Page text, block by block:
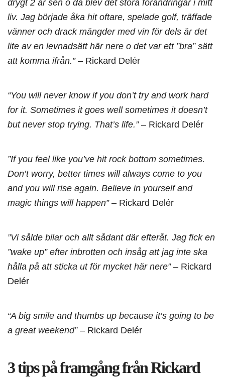
drygt 2 år sen o då blev det stora förändringar i mitt
liv. Jag började åka hit oftare, spelade golf, träffade
vänner och drack mängder med vin för dels är det
lite av en levnadsätt här nere o det var ett ”bra” sätt
att komma ifrån.”– Rickard Delér
“You will never know if you don’t try and work hard
for it. Sometimes it goes well sometimes it doesn’t
but never stop trying. That’s life.”– Rickard Delér
”If you feel like you’ve hit rock bottom sometimes.
Don’t worry, better times will always come to you
and you will rise again. Believe in yourself and
magic things will happen”– Rickard Delér
”Vi sålde bilar och allt sådant där efteråt. Jag fick en
”wake up” efter inbrotten och insåg att jag inte ska
hålla på att sticka ut för mycket här nere”– Rickard
Delér
“A big smile and thumbs up because it’s going to be
a great weekend”– Rickard Delér
3 tips på framgång från Rickard